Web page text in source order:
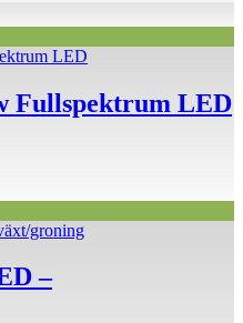
Fullspektrum LED
–